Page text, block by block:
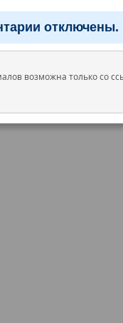
отключены.
возможна только со